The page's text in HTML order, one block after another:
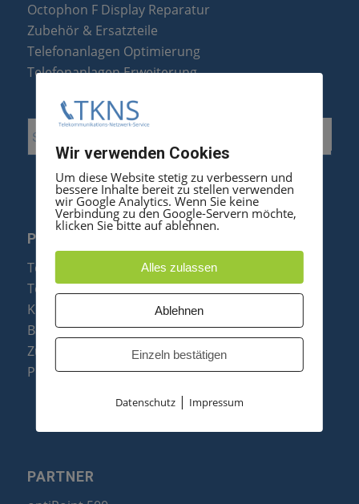
Octophon F Display Reparatur
Zubehör & Ersatzteile
Telefonanlagen Optimierung
Telefonanlagen Erweiterung
PRODUKTE
Telefonanlagen
Telefone
Konftel Konferenztelefone
Baugruppen
Zubehör & Ersatzteile
Produktzusammenfassung
PARTNER
Wir verwenden Cookies
Um diese Website stetig zu verbessern und
bessere Inhalte bereit zu stellen verwenden
wir Google Analytics. Wenn Sie keine
Verbindung zu den Google-Servern möchte,
klicken Sie bitte auf ablehnen.
Alles zulassen
Ablehnen
Einzeln bestätigen
Datenschutz| Impressum